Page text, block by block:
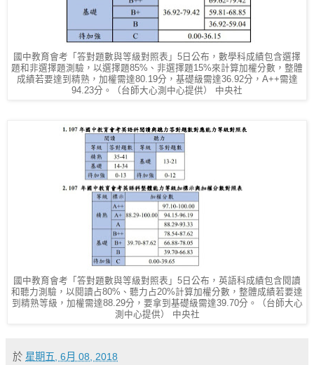
國中教育會考「答對題數與等級對照表」5日公布，數學科成績包含選擇
題和非選擇題測驗，以選擇題85%、非選擇題15%來計算加權分數，整體
成績若要達到精熟，加權需達80.19分，基礎級需達36.92分，A++需達
94.23分。（台師大心測中心提供） 中央社
國中教育會考「答對題數與等級對照表」5日公布，英語科成績包含閱讀
和聽力測驗，以閱讀占80%、聽力占20%計算加權分數，整體成績若要達
到精熟等級，加權需達88.29分，要拿到基礎級需達39.70分。（台師大心
測中心提供） 中央社
於 星期五, 6月 08, 2018